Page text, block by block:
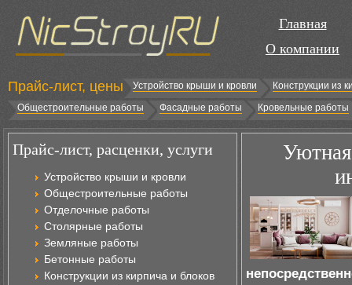
Главная
О компании
Прайс-лист, цены Устройство крыши и кровли
Конструкции из
Общестроительные работы
Фасадные работы Кровельные работы
Прайс-лист, расценки, услуги
Устройство крыши и кровли
Общестроительные работы
Отделочные работы
Столярные работы
Земляные работы
Бетонные работы
Конструкции из кирпича и блоков
Уютная